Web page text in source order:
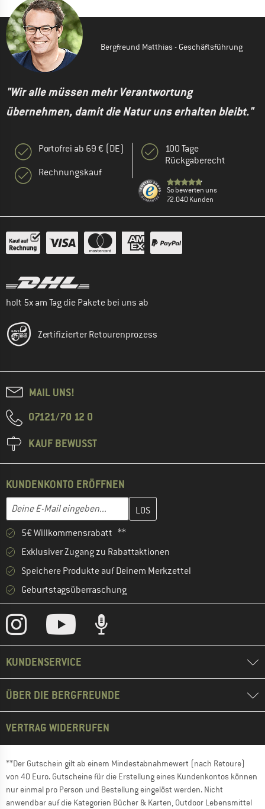
Bergfreund Matthias - Geschäftsführung
"Wir alle müssen mehr Verantwortung
übernehmen, damit die Natur uns erhalten bleibt."
Portofrei ab 69 € (DE)
Rechnungskauf
100 Tage
Rückgaberecht
So bewerten uns
72.040 Kunden
holt 5x am Tag die Pakete bei uns ab
Zertifizierter Retourenprozess
MAIL UNS!
07121/70 12 0
KAUF BEWUSST
KUNDENKONTO ERÖFFNEN
E-Mail-Adresse
Gib hier deine E-Mail-Adresse ein und erstelle im nächsten
5€ Willkommensrabatt **
Exklusiver Zugang zu Rabattaktionen
Speichere Produkte auf Deinem Merkzettel
Geburtstagsüberraschung
KUNDENSERVICE
ÜBER DIE BERGFREUNDE
VERTRAG WIDERRUFEN
**Der Gutschein gilt ab einem Mindestabnahmewert (nach Retoure)
von 40 Euro. Gutscheine für die Erstellung eines Kundenkontos können
nur einmal pro Person und Bestellung eingelöst werden. Nicht
anwendbar auf die Kategorien Bücher & Karten, Outdoor Lebensmittel